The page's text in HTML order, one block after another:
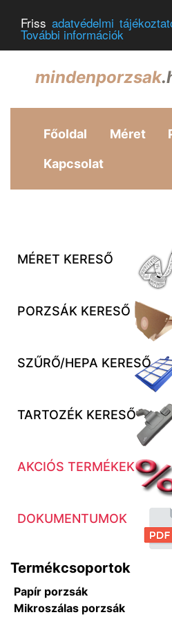
Frissadatvédelmi
További információk
mindenporzsak
Főoldal Méret
Kapcsolat
MÉRET KERESŐ
PORZSÁK KERESŐ
SZŰRŐ/HEPA KERESŐ
TARTOZÉK KERESŐ
AKCIÓS TERMÉKEK
DOKUMENTUMOK
Termékcsoportok
Papír porzsák
Mikroszálas porzsák